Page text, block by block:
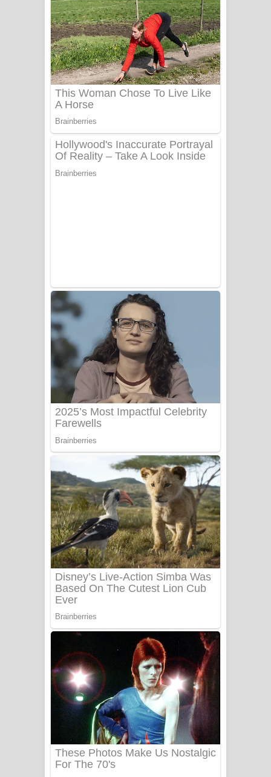
ගීතයේ පද පෙළ
Niwuna Numba Hinda Song Lyrics -
නිවුනා නුඹ හින්දා ගීතයේ පද පෙළ
Numba Dun Aadare Song Lyrics - නුඹ
දුන් ආදරේ ගීතයේ පද පෙළ
Liyamuda Dan Anagathe Song Lyrics
- ලියමුද දැන් අනාගතේ ගීතයේ පද පෙළ
Sanda Babalena Song Lyrics - සඳ
බැබලෙන ගීතයේ පද පෙළ
Adare Wadi Nisa Song Lyrics - ආදරේ
වැඩි නිසා ගීතයේ පද පෙළ
UNUHUMA Song Lyrics - උණුහුම
ගීතයේ පද පෙළ
Katakara Song Lyrics - කටකාර ගීතයේ
Tharu Yaye Dilena Song Lyrics - තරු
යායේ දිලෙනා ගීතයේ පද පෙළ
Ow Man Sosa Song Lyrics - ඔව් මං
සෝසා ගීතයේ පද පෙළ
Aye Lanweela Song Lyrics - ආයේ
ලංවීලා ගීතයේ පද පෙළ
Ala purannata Song Lyrics - ආල
පුරන්නට ගීතයේ පද පෙළ
FEVER DREAM Lyrics - Alex Warren
BTS : Hooligan Lyrics